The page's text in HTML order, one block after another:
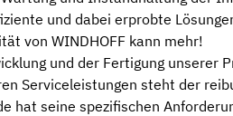
und dabei erprobte
von WINDHOFF kann mehr!
und der Fertigung unserer
Serviceleistungen steht der
hat seine spezifischen